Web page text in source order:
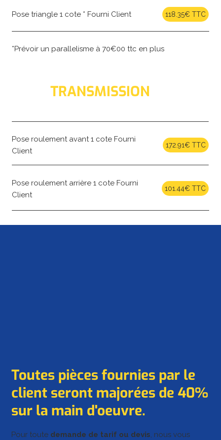
Pose triangle 1 cote * Fourni Client 118.35€ TTC
*Prévoir un parallelisme à 70€00 ttc en plus
TRANSMISSION
Pose roulement avant 1 cote Fourni
Client
172.91€ TTC
Pose roulement arrière 1 cote Fourni
Client
101.44€ TTC
Toutes pièces fournies par le
client seront majorées de 40%
sur la main d'oeuvre.
Pour toute demande de tarif ou devis, nous vous